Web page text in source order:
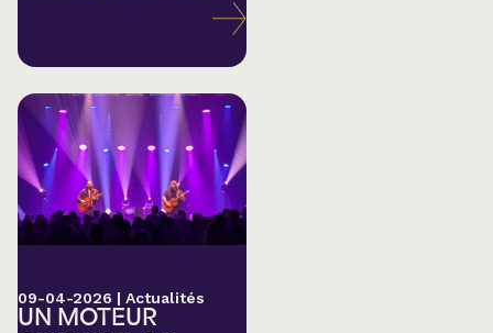
09-04-2026 | Actualités
UN MOTEUR